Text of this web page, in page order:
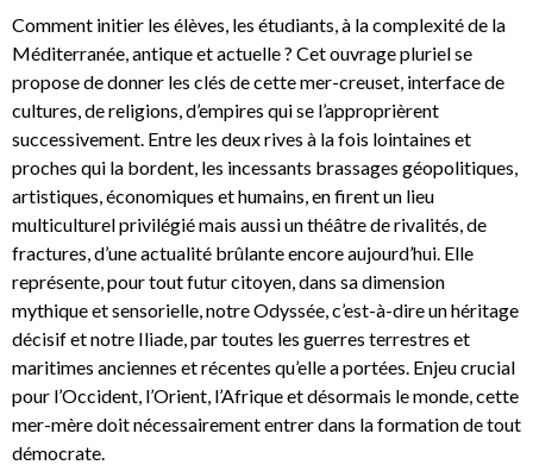
Comment initier les élèves, les étudiants, à la complexité de la
Méditerranée, antique et actuelle ? Cet ouvrage pluriel se
propose de donner les clés de cette mer-creuset, interface de
cultures, de religions, d’empires qui se l’approprièrent
successivement. Entre les deux rives à la fois lointaines et
proches qui la bordent, les incessants brassages géopolitiques,
artistiques, économiques et humains, en firent un lieu
multiculturel privilégié mais aussi un théâtre de rivalités, de
fractures, d’une actualité brûlante encore aujourd’hui. Elle
représente, pour tout futur citoyen, dans sa dimension
mythique et sensorielle, notre Odyssée, c’est-à-dire un héritage
décisif et notre Iliade, par toutes les guerres terrestres et
maritimes anciennes et récentes qu’elle a portées. Enjeu crucial
pour l’Occident, l’Orient, l’Afrique et désormais le monde, cette
mer-mère doit nécessairement entrer dans la formation de tout
démocrate.